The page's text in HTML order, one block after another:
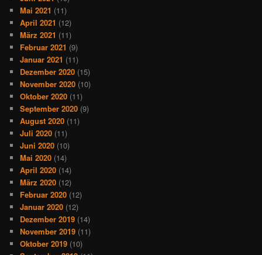
Mai 2021 (11)
April 2021 (12)
März 2021 (11)
Februar 2021 (9)
Januar 2021 (11)
Dezember 2020 (15)
November 2020 (10)
Oktober 2020 (11)
September 2020 (9)
August 2020 (11)
Juli 2020 (11)
Juni 2020 (10)
Mai 2020 (14)
April 2020 (14)
März 2020 (12)
Februar 2020 (12)
Januar 2020 (12)
Dezember 2019 (14)
November 2019 (11)
Oktober 2019 (10)